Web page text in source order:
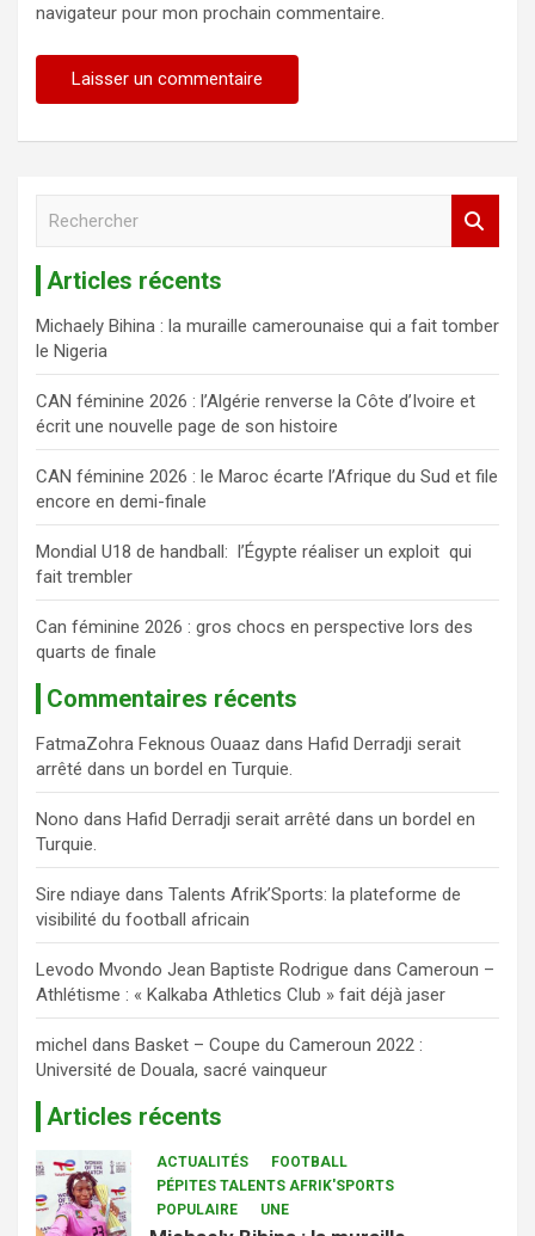
navigateur pour mon prochain commentaire.
r
c
h
e
r
Articles récents
Michaely Bihina : la muraille camerounaise qui a fait tomber
le Nigeria
CAN féminine 2026 : l’Algérie renverse la Côte d’Ivoire et
écrit une nouvelle page de son histoire
CAN féminine 2026 : le Maroc écarte l’Afrique du Sud et file
encore en demi-finale
Mondial U18 de handball: l’Égypte réaliser un exploit qui
fait trembler
Can féminine 2026 : gros chocs en perspective lors des
quarts de finale
Commentaires récents
FatmaZohra Feknous Ouaaz dans Hafid Derradji serait
arrêté dans un bordel en Turquie.
Nono dans Hafid Derradji serait arrêté dans un bordel en
Turquie.
Sire ndiaye dans Talents Afrik’Sports: la plateforme de
visibilité du football africain
Levodo Mvondo Jean Baptiste Rodrigue dans Cameroun –
Athlétisme : « Kalkaba Athletics Club » fait déjà jaser
michel dans Basket – Coupe du Cameroun 2022 :
Université de Douala, sacré vainqueur
Articles récents
ACTUALITÉS
FOOTBALL
PÉPITES TALENTS AFRIK'SPORTS
POPULAIRE
UNE